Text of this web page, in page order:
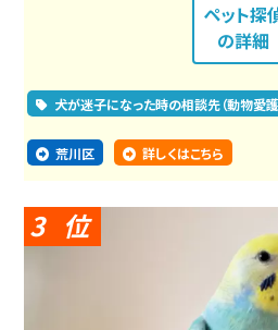
ペット探
の詳細
犬が迷子になった時の相談先（動物愛護
荒川区 詳しくはこちら
3